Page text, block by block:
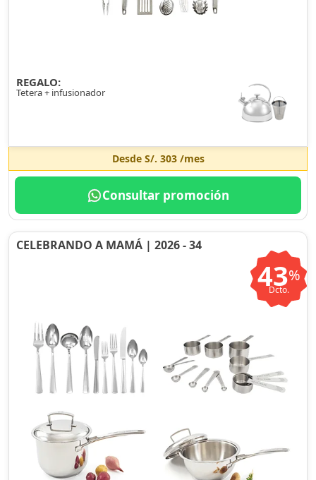
REGALO:
Tetera + infusionador
Desde S/. 303/mes
Consultar promoción
CELEBRANDO A MAMÁ | 2026 - 34
43%
Dcto.